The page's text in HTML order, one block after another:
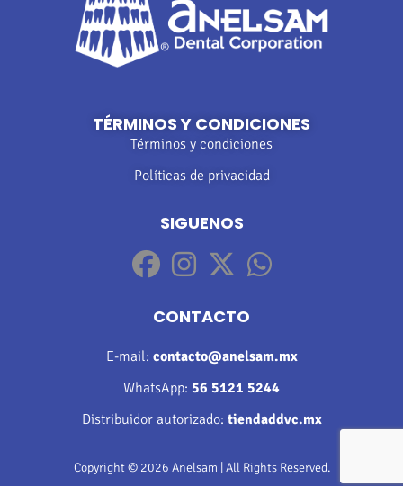
TÉRMINOS Y CONDICIONES
Términos y condiciones
Políticas de privacidad
SIGUENOS
CONTACTO
E-mail: contacto@anelsam.mx
WhatsApp: 56 5121 5244
Distribuidor autorizado: tiendaddvc.mx
Copyright © 2026 Anelsam | All Rights Reserved.